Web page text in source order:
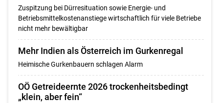
Zuspitzung bei Dürresituation sowie Energie- und
Betriebsmittelkostenanstiege wirtschaftlich für viele Betriebe
nicht mehr bewältigbar
Mehr Indien als Österreich im Gurkenregal
Heimische Gurkenbauern schlagen Alarm
OÖ Getreideernte 2026 trockenheitsbedingt
„klein, aber fein“